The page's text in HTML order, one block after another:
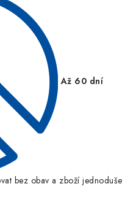
Až 60 dní
bez obav a zboží jednoduše